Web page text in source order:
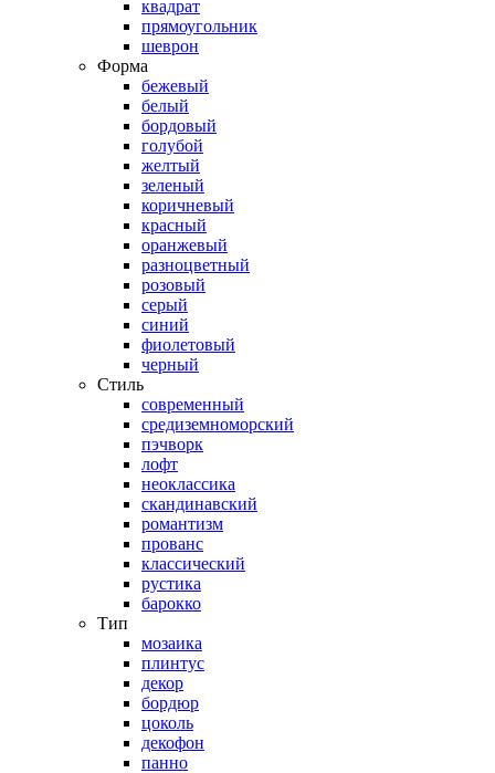
квадрат
прямоугольник
шеврон
Форма
бежевый
белый
бордовый
голубой
желтый
зеленый
коричневый
красный
оранжевый
разноцветный
розовый
серый
синий
фиолетовый
черный
Стиль
современный
средиземноморский
пэчворк
лофт
неоклассика
скандинавский
романтизм
прованс
классический
рустика
барокко
Тип
мозаика
плинтус
декор
бордюр
цоколь
декофон
панно